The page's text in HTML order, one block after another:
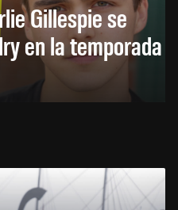
Gillespie se
en la temporada